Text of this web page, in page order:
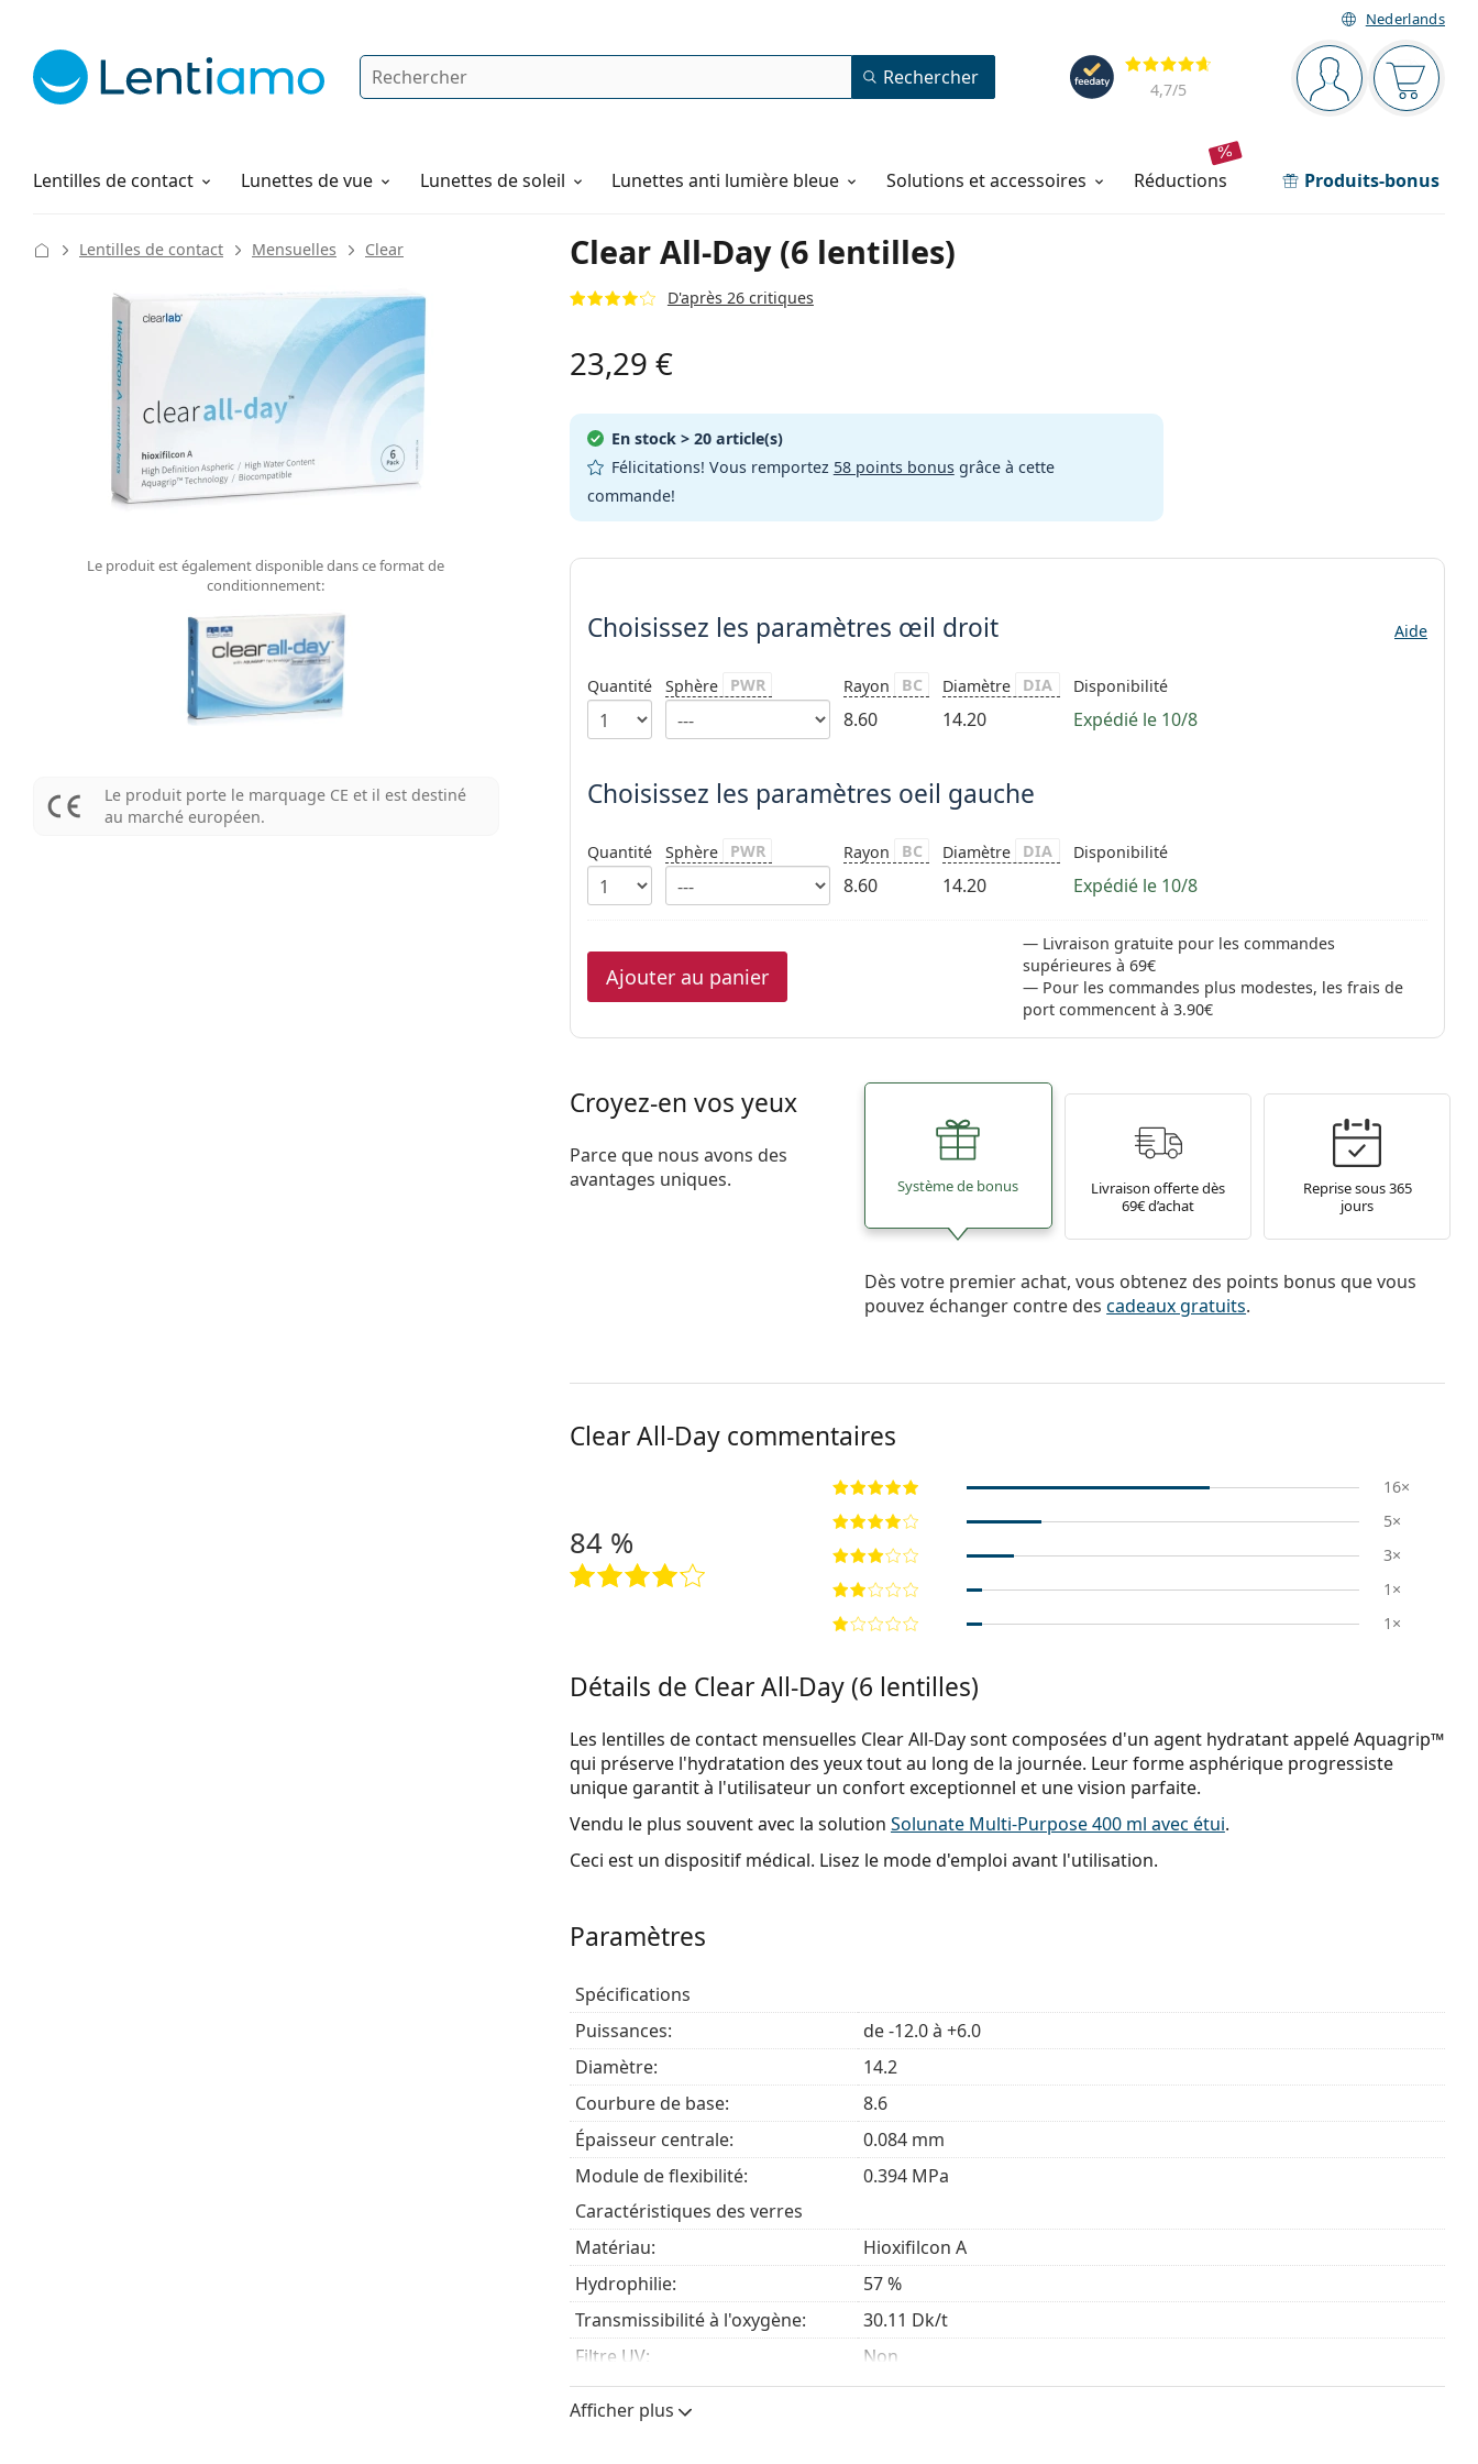
Nederlands
Barre de navigation
Vous êtesVotre
Évaluation
4,7/5
Rechercher Rechercher
Lentilles de contact
Solutions Lunettes de vue Lunettes de soleil Lunettes anti lumière bleue Solutions et accessoires réductions Produits-bonus
Comment commander
Clear All-Day (6 lentilles)
D'après 26 critiques
Lentilles de contact Mensuelles Clear
Le produit est également disponible dans ce format de
conditionnement:
Le produit porte le marquage CE et il est destiné
au marché européen.
23,29 €
En stock > 20 article(s)
Félicitations! Vous remportez 58 points bonusgrâce à cette
commande!
Choisissez les paramètres
Choisissez les paramètres œil droit Aide
Quantité Sphère PWR Rayon BC
8.60
Diamètre DIA
14.20
Disponibilité
Expédié le 10/8
Choisissez les paramètres oeil gauche
Quantité Sphère PWR Rayon BC
8.60
Diamètre DIA
14.20
Disponibilité
Expédié le 10/8
Ajouter au panier
Livraison gratuite pour les commandes
supérieures à 69€
Pour les commandes plus modestes, les frais de
port commencent à 3.90€
Croyez-en vos yeux
Parce que nous avons des
avantages uniques.
Système de bonus
Livraison offerte dès
69€ d’achat
Reprise sous 365
jours
Dès votre premier achat, vous obtenez des points bonus que vous
pouvez échanger contre descadeaux gratuits.
Clear All-Day commentaires
84 %
16×
5×
3×
1×
1×
Détails de Clear All-Day (6 lentilles)
Les lentilles de contact mensuelles Clear All-Day sont composées d'un agent hydratant appelé Aquagrip™
qui préserve l'hydratation des yeux tout au long de la journée. Leur forme asphérique progressiste
unique garantit à l'utilisateur un confort exceptionnel et une vision parfaite.
Vendu le plus souvent avec la solution Solunate Multi-Purpose 400 ml avec étui.
Ceci est un dispositif médical. Lisez le mode d'emploi avant l'utilisation.
Paramètres
Spécifications
Puissances:
de -12.0 à +6.0
Diamètre:
14.2
Courbure de base:
8.6
Épaisseur centrale:
0.084 mm
Module de flexibilité:
0.394 MPa
Caractéristiques des verres
Matériau:
Hioxifilcon A
Hydrophilie:
57 %
Transmissibilité à l'oxygène:
30.11 Dk/t
Filtre UV:
Non
En silicone hydrogel:
Non
Utilisation
Afficher plus